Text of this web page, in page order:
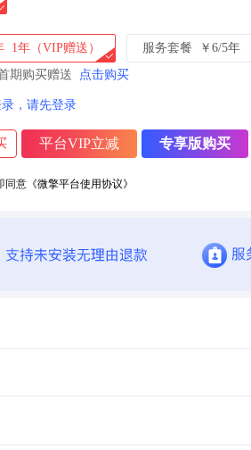
1年（VIP赠送） 服务套餐
￥6/5年
期购买赠送
点击购买
，请先登录
平台VIP立减 专享版购买
同意 《微擎平台使用协议》